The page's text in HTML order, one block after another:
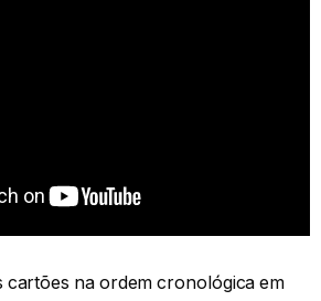
cartões na ordem cronológica em